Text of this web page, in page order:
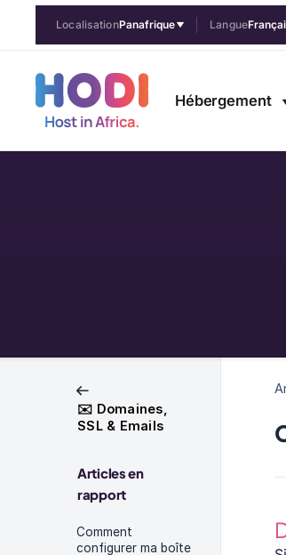
LocalisationPanafrique Langue
Hébergement
✉️ Domaines,
SSL & Emails
Articles en
rapport
Comment
configurer ma boîte